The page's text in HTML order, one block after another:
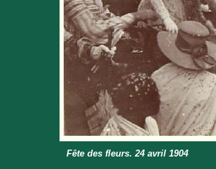
Fête des fleurs. 24 avril 1904